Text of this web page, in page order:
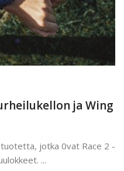
ja Wing
jotka 0vat Race 2 -
...